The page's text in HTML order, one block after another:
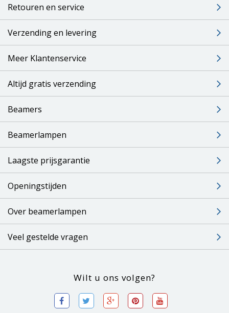
Retouren en service
Verzending en levering
Meer Klantenservice
Altijd gratis verzending
Beamers
Beamerlampen
Laagste prijsgarantie
Openingstijden
Over beamerlampen
Veel gestelde vragen
Wilt u ons volgen?